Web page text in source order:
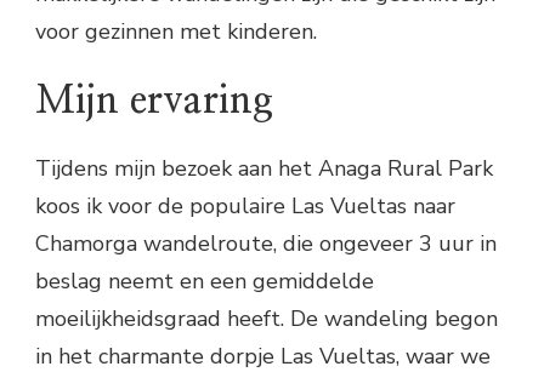
voor gezinnen met kinderen.
Mijn ervaring
Tijdens mijn bezoek aan het Anaga Rural Park
koos ik voor de populaire Las Vueltas naar
Chamorga wandelroute, die ongeveer 3 uur in
beslag neemt en een gemiddelde
moeilijkheidsgraad heeft. De wandeling begon
in het charmante dorpje Las Vueltas, waar we